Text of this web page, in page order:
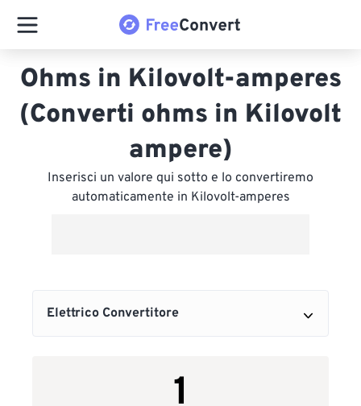
Ohms in Kilovolt-amperes
(Converti ohms in Kilovolt
ampere)
Inserisci un valore qui sotto e lo convertiremo
automaticamente in Kilovolt-amperes